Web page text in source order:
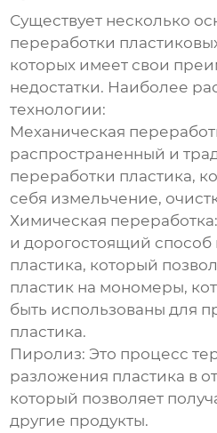
Существует несколько
переработки
которых имеет свои
недостатки. Наиболее
технологии:
Механическая
распространенный и
переработки пластика,
себя измельчение,
Химическая переработка:
и дорогостоящий способ
пластика, который
пластик на мономеры,
быть использованы для
пластика.
Пиролиз: Это процесс
разложения пластика в
который позволяет
другие продукты.